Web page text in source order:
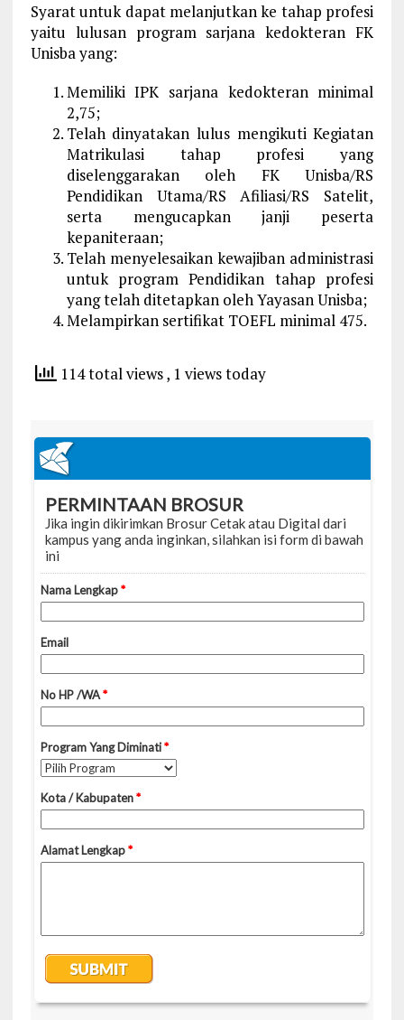
Syarat untuk dapat melanjutkan ke tahap profesi
yaitu lulusan program sarjana kedokteran FK
Unisba yang:
Memiliki IPK sarjana kedokteran minimal
2,75;
Telah dinyatakan lulus mengikuti Kegiatan
Matrikulasi tahap profesi yang
diselenggarakan oleh FK Unisba/RS
Pendidikan Utama/RS Afiliasi/RS Satelit,
serta mengucapkan janji peserta
kepaniteraan;
Telah menyelesaikan kewajiban administrasi
untuk program Pendidikan tahap profesi
yang telah ditetapkan oleh Yayasan Unisba;
Melampirkan sertifikat TOEFL minimal 475.
114 total views, 1 views today